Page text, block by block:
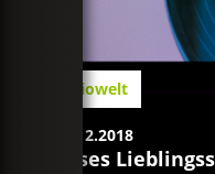
Radiowelt
28.12.2018
Elises